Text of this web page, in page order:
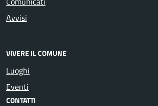
Avvisi
VIVERE IL COMUNE
Luoghi
Eventi
CONTATTI